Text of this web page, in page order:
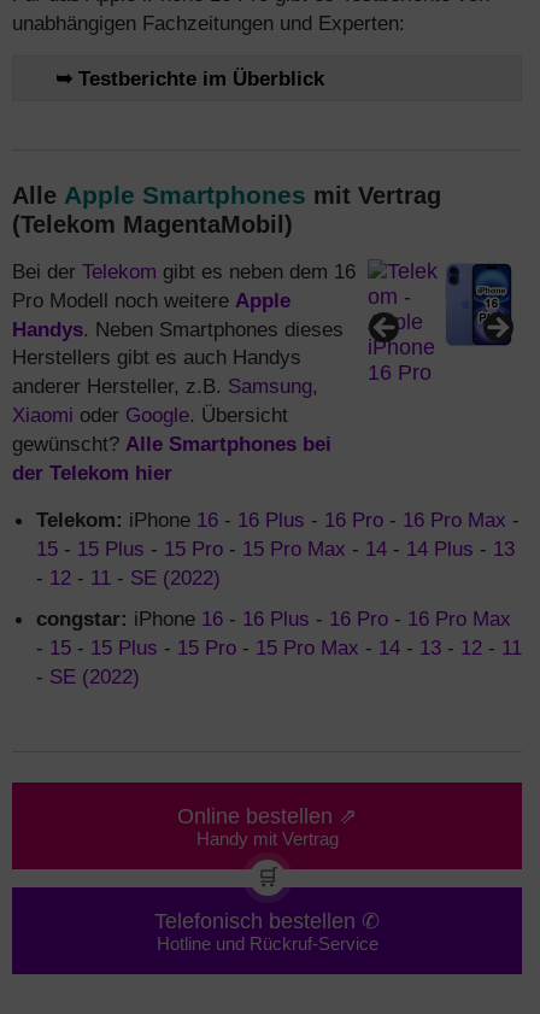
unabhängigen Fachzeitungen und Experten:
➥ Testberichte im Überblick
Alle Apple Smartphones mit Vertrag
(Telekom MagentaMobil)
Bei der Telekom gibt es neben dem 16
Pro Modell noch weitere Apple
Handys. Neben Smartphones dieses
Herstellers gibt es auch Handys
anderer Hersteller, z.B. Samsung,
Xiaomi oder Google. Übersicht
gewünscht? Alle Smartphones bei
der Telekom hier
Telekom: iPhone 16 - 16 Plus - 16 Pro - 16 Pro Max -
15 - 15 Plus - 15 Pro - 15 Pro Max - 14 - 14 Plus - 13
- 12 - 11 - SE (2022)
congstar: iPhone 16 - 16 Plus - 16 Pro - 16 Pro Max
- 15 - 15 Plus - 15 Pro - 15 Pro Max - 14 - 13 - 12 - 11
- SE (2022)
Online bestellen ⇗
Handy mit Vertrag
🛒
Telefonisch bestellen ✆
Hotline und Rückruf-Service